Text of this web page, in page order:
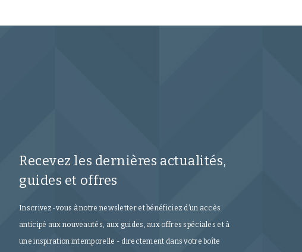
Recevez les dernières actualités,
guides et offres
Inscrivez-vous à notre newsletter et bénéficiez d’un accès
anticipé aux nouveautés, aux guides, aux offres spéciales et à
une inspiration intemporelle - directement dans votre boîte